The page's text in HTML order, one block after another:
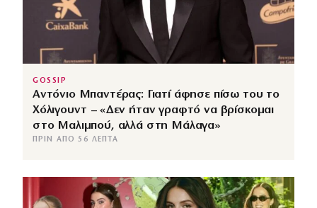
GOSSIP
Αντόνιο Μπαντέρας: Γιατί άφησε πίσω του το
Χόλιγουντ – «Δεν ήταν γραφτό να βρίσκομαι
στο Μαλιμπού, αλλά στη Μάλαγα»
ΠΡΙΝ ΑΠΌ 56 ΛΕΠΤΆ